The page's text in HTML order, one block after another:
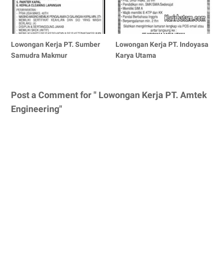
Lowongan Kerja PT. Sumber
Samudra Makmur
Lowongan Kerja PT. Indoyasa
Karya Utama
Post a Comment for " Lowongan Kerja PT. Amtek
Engineering"